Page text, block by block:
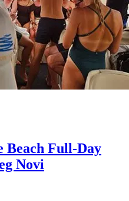
Beach Full-Day
Novi